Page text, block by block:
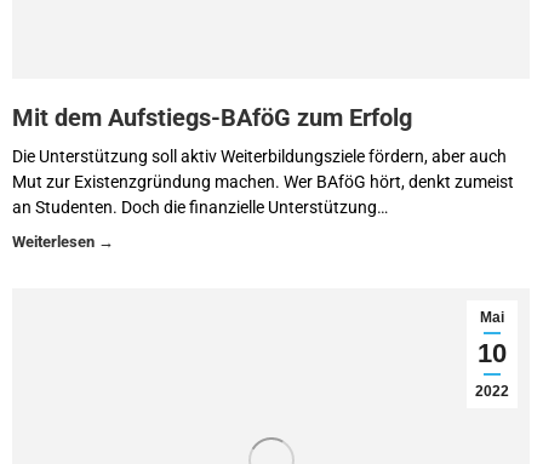
Mit dem Aufstiegs-BAföG zum Erfolg
Die Unterstützung soll aktiv Weiterbildungsziele fördern, aber auch
Mut zur Existenzgründung machen. Wer BAföG hört, denkt zumeist
an Studenten. Doch die finanzielle Unterstützung…
Mai
10
2022